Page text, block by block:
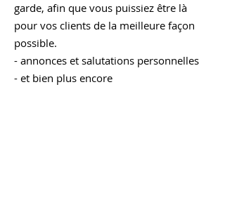
garde, afin que vous puissiez être là
pour vos clients de la meilleure façon
possible.
- annonces et salutations personnelles
- et bien plus encore